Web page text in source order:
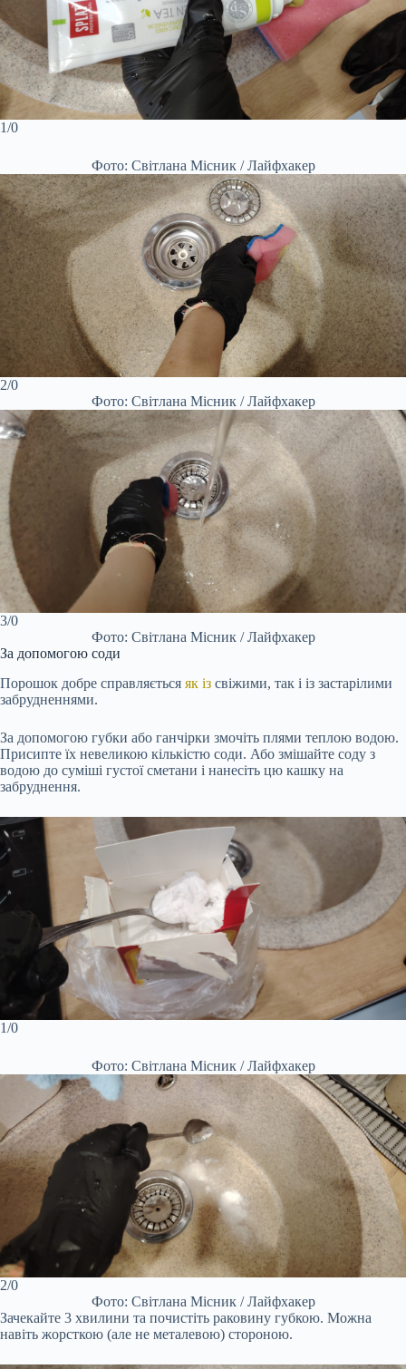
1/0
Фото: Світлана Місник / Лайфхакер
2/0
Фото: Світлана Місник / Лайфхакер
3/0
Фото: Світлана Місник / Лайфхакер
За допомогою соди
Порошок добре справляється як із свіжими, так і із застарілими
забрудненнями.
За допомогою губки або ганчірки змочіть плями теплою водою.
Присипте їх невеликою кількістю соди. Або змішайте соду з
водою до суміші густої сметани і нанесіть цю кашку на
забруднення.
1/0
Фото: Світлана Місник / Лайфхакер
2/0
Фото: Світлана Місник / Лайфхакер
Зачекайте 3 хвилини та почистіть раковину губкою. Можна
навіть жорсткою (але не металевою) стороною.